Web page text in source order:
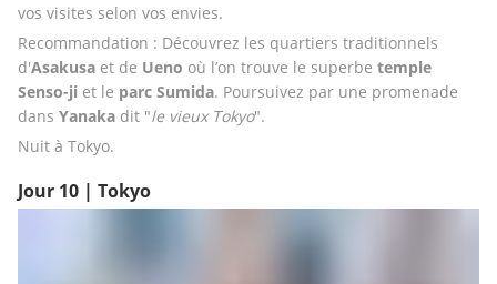
vos visites selon vos envies.
Recommandation : Découvrez les quartiers traditionnels
d'Asakusa et de Ueno où l’on trouve le superbe temple
Senso-ji et le parc Sumida. Poursuivez par une promenade
dans Yanaka dit "le vieux Tokyo".
Nuit à Tokyo.
Jour 10 | Tokyo